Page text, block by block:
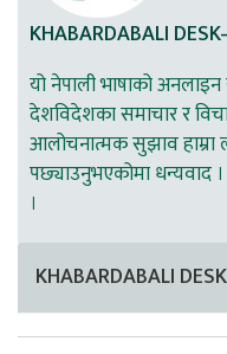
KHABARDABALI
यो नेपाली भाषाको
देशविदेशका समाचार र
आलोचनात्मक सुझाव हाम्रा
पछ्याउनुभएकोमा धन्यवाद
।
KHABARDABALI